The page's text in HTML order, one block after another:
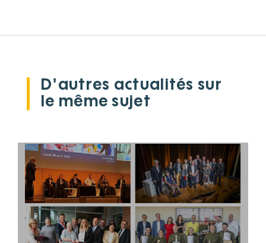
D'autres actualités sur
le même sujet